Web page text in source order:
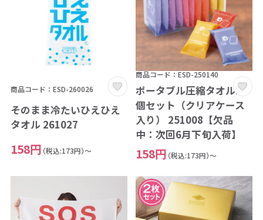
商品コード：ESD-260026
そのまま冷たいひえひえ
タオル 261027
158円 （税込:173円）～
商品コード：ESD-250140
ポータブル圧縮タオル10
個セット（クリアケース
入り） 251008【欠品
中：次回6月下旬入荷】
158円 （税込:173円）～